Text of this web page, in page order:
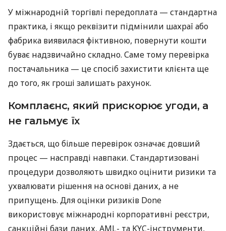
У міжнародній торгівлі передоплата — стандартна
практика, і якщо реквізити підмінили шахраї або
фабрика виявилася фіктивною, повернути кошти
буває надзвичайно складно. Саме тому перевірка
постачальника — це спосіб захистити клієнта ще
до того, як гроші залишать рахунок.
Комплаєнс, який прискорює угоди, а
не гальмує їх
Здається, що більше перевірок означає довший
процес — насправді навпаки. Стандартизовані
процедури дозволяють швидко оцінити ризики та
ухвалювати рішення на основі даних, а не
припущень. Для оцінки ризиків Done
використовує міжнародні корпоративні реєстри,
санкційні бази даних, AML- та KYC-інструменти,